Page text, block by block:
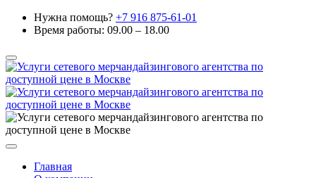
Нужна помощь? +7 916 875-61-01
Время работы: 09.00 – 18.00
Главная